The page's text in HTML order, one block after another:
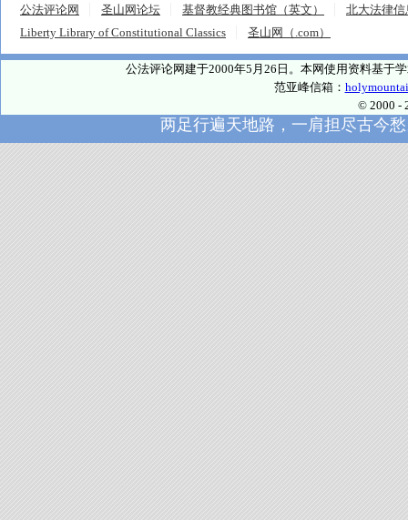
公法评论网 圣山网论坛 基督教经典图书馆（英文）
北大法律信
Liberty Library of Constitutional Classics
圣山网（.com）
公法评论网建于2000年5月26日。本网使用资料基于
范亚峰信箱：
© 2000 -
两足行遍天地路，一肩担尽古今